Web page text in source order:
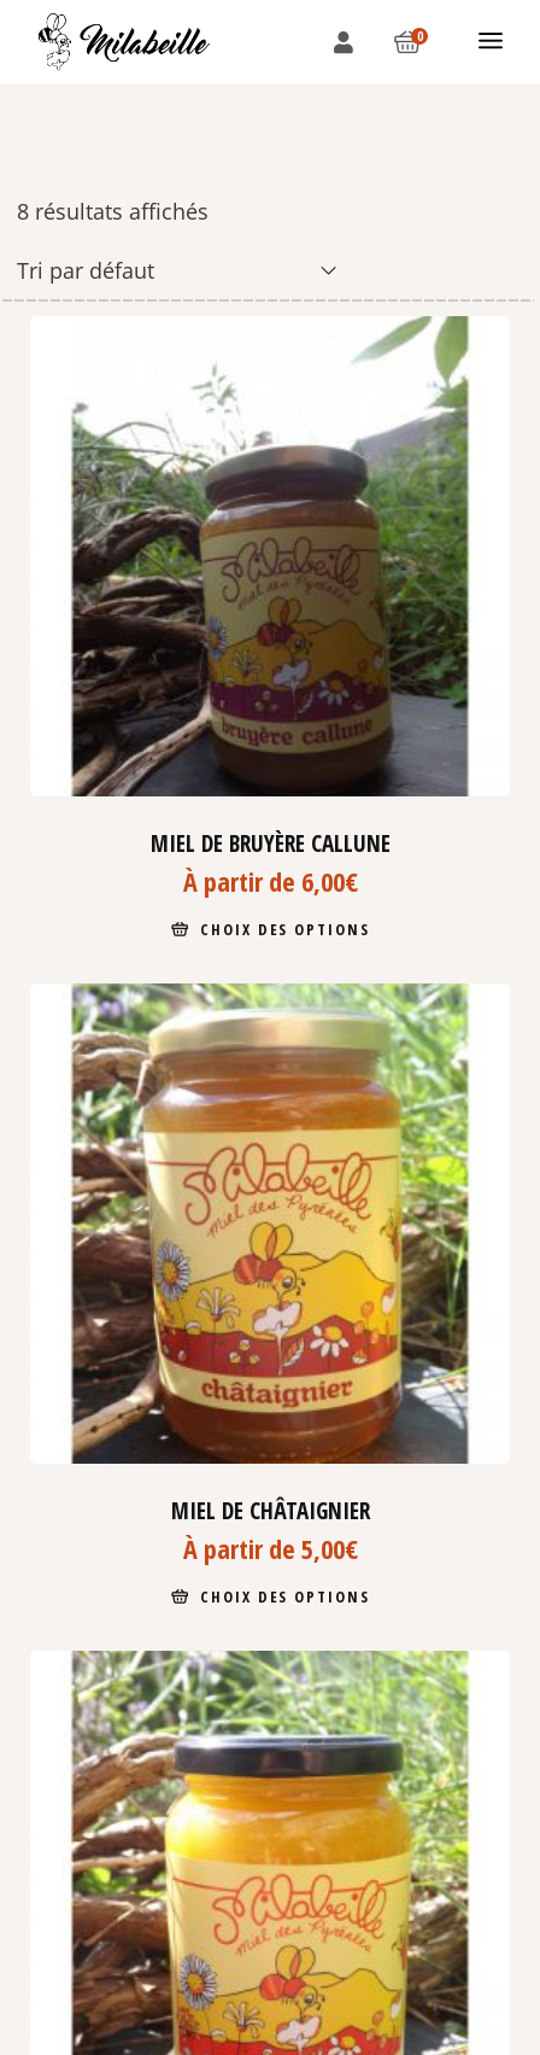
0
8 résultats affichés
Tri par défaut
MIEL DE BRUYÈRE CALLUNE
À partir de 6,00€
CHOIX DES OPTIONS
MIEL DE CHÂTAIGNIER
À partir de 5,00€
CHOIX DES OPTIONS